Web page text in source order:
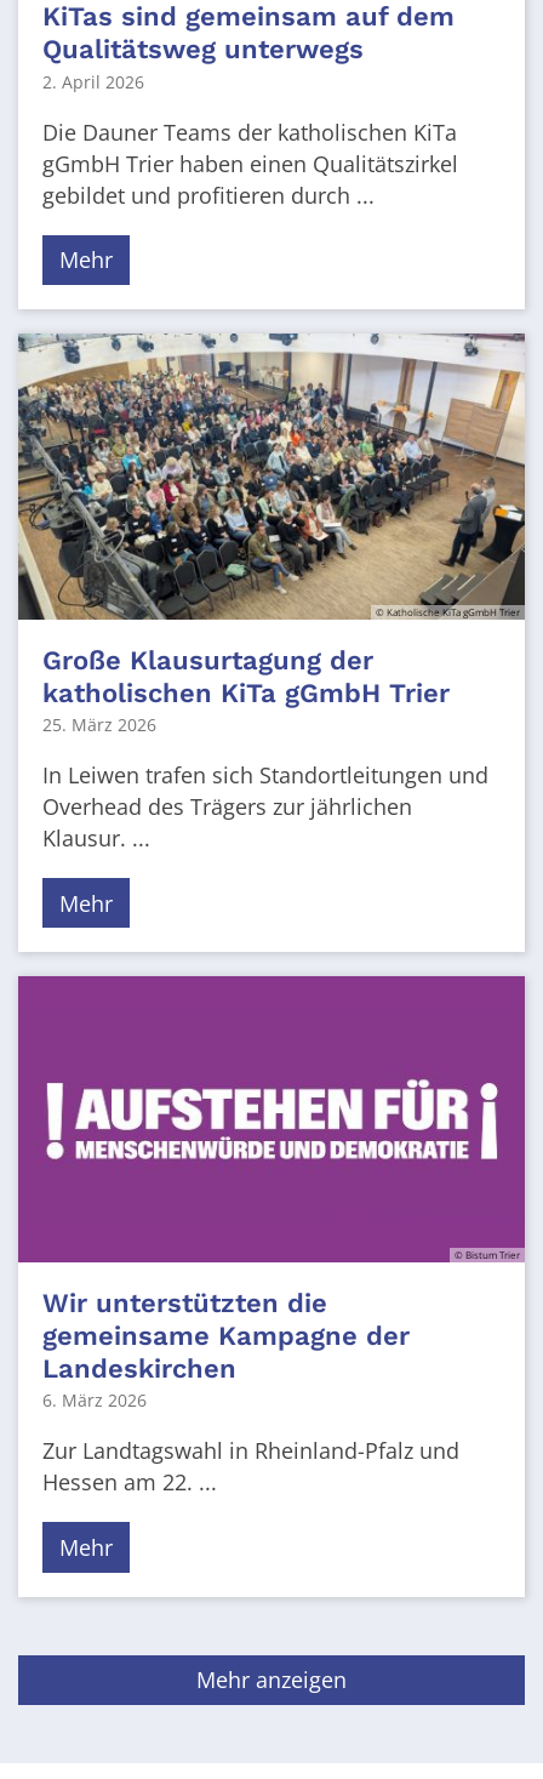
KiTas sind gemeinsam auf dem
Qualitätsweg unterwegs
2. April 2026
Die Dauner Teams der katholischen KiTa
gGmbH Trier haben einen Qualitätszirkel
gebildet und profitieren durch ...
Mehr
© Katholische KiTa gGmbH Trier
Große Klausurtagung der
katholischen KiTa gGmbH Trier
25. März 2026
In Leiwen trafen sich Standortleitungen und
Overhead des Trägers zur jährlichen
Klausur. ...
Mehr
© Bistum Trier
Wir unterstützten die
gemeinsame Kampagne der
Landeskirchen
6. März 2026
Zur Landtagswahl in Rheinland-Pfalz und
Hessen am 22. ...
Mehr
Mehr anzeigen